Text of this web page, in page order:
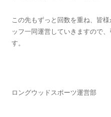
この先もずっと回数を重ね、皆
ッフ一同運営していきますので
す。
ロングウッドスポーツ運営部